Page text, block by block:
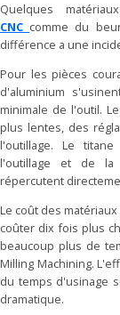
Quelques
CNC comme du
différence a une
Pour les pièces
d'aluminium
minimale de l'outil.
plus lentes, des
l'outillage. Le
l'outillage et de la
répercutent
Le coût des
coûter dix fois plus
beaucoup plus de
Milling Machining.
du temps d'usinage
dramatique.